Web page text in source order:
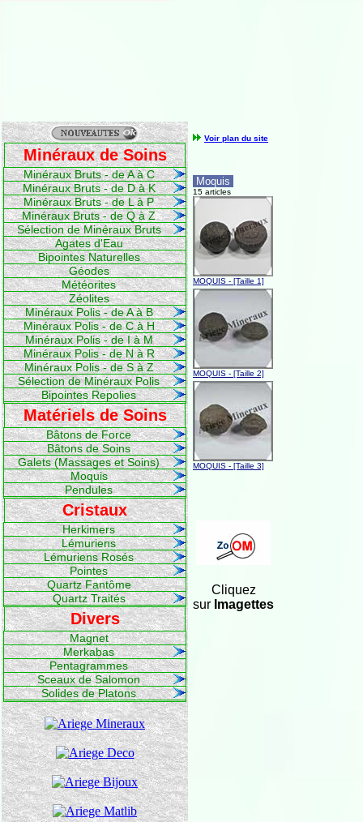
Minéraux de Soins
Minéraux Bruts - de A à C
Minéraux Bruts - de D à K
Minéraux Bruts - de L à P
Minéraux Bruts - de Q à Z
Sélection de Minéraux Bruts
Agates d'Eau
Bipointes Naturelles
Géodes
Météorites
Zéolites
Minéraux Polis - de A à B
Minéraux Polis - de C à H
Minéraux Polis - de I à M
Minéraux Polis - de N à R
Minéraux Polis - de S à Z
Sélection de Minéraux Polis
Bipointes Repolies
Matériels de Soins
Bâtons de Force
Bâtons de Soins
Galets (Massages et Soins)
Moquis
Pendules
Cristaux
Herkimers
Lémuriens
Lémuriens Rosés
Pointes
Quartz Fantôme
Quartz Traités
Divers
Magnet
Merkabas
Pentagrammes
Sceaux de Salomon
Solides de Platons
Voir plan du site
Moquis
15 articles
MOQUIS - [Taille 1]
MOQUIS - [Taille 2]
MOQUIS - [Taille 3]
Cliquez
sur Imagettes